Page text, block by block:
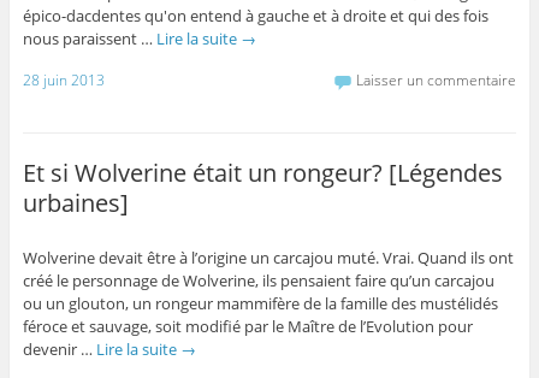
épico-dacdentes qu'on entend à gauche et à droite et qui des fois
nous paraissent … Lire la suite →
28 juin 2013 Laisser un commentaire
Et si Wolverine était un rongeur? [Légendes
urbaines]
Wolverine devait être à l’origine un carcajou muté. Vrai. Quand ils ont
créé le personnage de Wolverine, ils pensaient faire qu’un carcajou
ou un glouton, un rongeur mammifère de la famille des mustélidés
féroce et sauvage, soit modifié par le Maître de l’Evolution pour
devenir … Lire la suite →